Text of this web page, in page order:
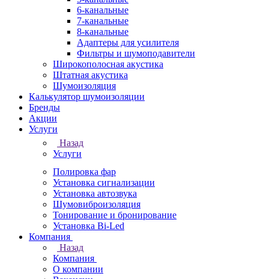
6-канальные
7-канальные
8-канальные
Адаптеры для усилителя
Фильтры и шумоподавители
Широкополосная акустика
Штатная акустика
Шумоизоляция
Калькулятор шумоизоляции
Бренды
Акции
Услуги
Назад
Услуги
Полировка фар
Установка сигнализации
Установка автозвука
Шумовиброизоляция
Тонирование и бронирование
Установка Bi-Led
Компания
Назад
Компания
О компании